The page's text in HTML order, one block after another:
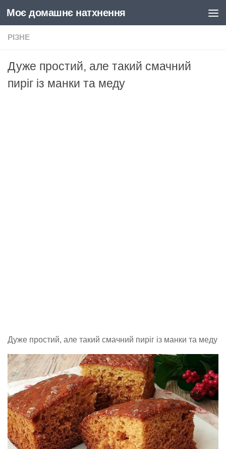
Skip to content
Моє домашнє натхнення
РІЗНЕ
Дуже простий, але такий смачний
пиріг із манки та меду
Дуже простий, але такий смачний пиріг із манки та меду